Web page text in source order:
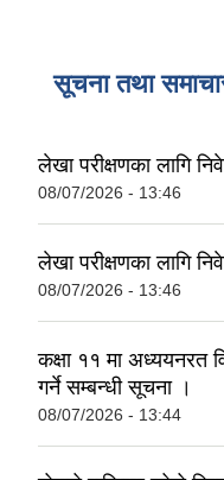
सूचना तथा
लेखा परीक्षणका लागि
08/07/2026 - 13:46
लेखा परीक्षणका लागि
08/07/2026 - 13:46
कक्षा ११ मा अध्ययनरत
गर्ने सम्बन्धी सूचना ।
08/07/2026 - 13:44